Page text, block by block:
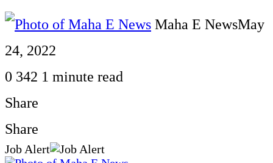
Maha E NewsMay
24, 2022
0 342 1 minute read
Share
Facebook
Twitter
LinkedIn
Pinterest
WhatsApp
Telegram
Share
via
Print
Share
Facebook
Twitter
LinkedIn
Pinterest
Messenger
Messenger
WhatsApp
Telegram
Share
Print
Job Alert